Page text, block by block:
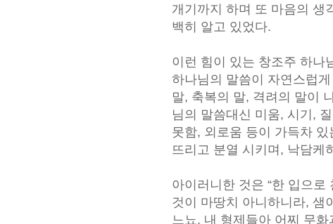
개기까지 하며 또 마음의 생
백히 알고 있었다.
이런 힘이 있는 창조주 하나
하나님의 말씀이 자연스럽
말, 축복의 말, 격려의 말이
님의 말씀대신 미움, 시기,
못함, 외로움 등이 가득차
뜨리고 분열 시키며, 낙담케
아이러니한 것은 “한 입으로
것이 마땅치 아니하니라, 샘
느뇨, 내 형제들아 어찌 무